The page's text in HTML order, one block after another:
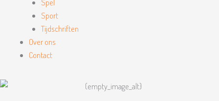
Sport
Tijdschriften
Over ons
Contact